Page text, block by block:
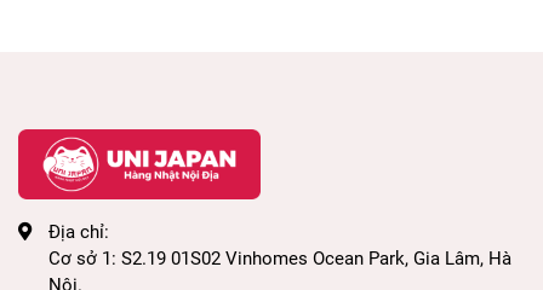
Địa chỉ:
Cơ sở 1: S2.19 01S02 Vinhomes Ocean Park, Gia Lâm, Hà
Nội.